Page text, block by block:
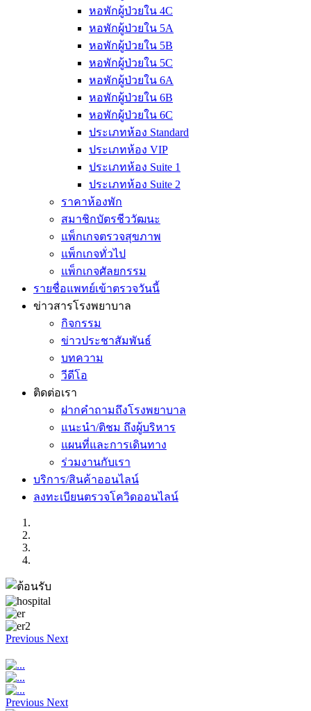
หอพักผู้ป่วยใน 4C
หอพักผู้ป่วยใน 5A
หอพักผู้ป่วยใน 5B
หอพักผู้ป่วยใน 5C
หอพักผู้ป่วยใน 6A
หอพักผู้ป่วยใน 6B
หอพักผู้ป่วยใน 6C
ประเภทห้อง Standard
ประเภทห้อง VIP
ประเภทห้อง Suite 1
ประเภทห้อง Suite 2
ราคาห้องพัก
สมาชิกบัตรชีววัฒนะ
แพ็กเกจตรวจสุขภาพ
แพ็กเกจทั่วไป
แพ็กเกจศัลยกรรม
รายชื่อแพทย์เข้าตรวจวันนี้
ข่าวสารโรงพยาบาล
กิจกรรม
ข่าวประชาสัมพันธ์
บทความ
วีดีโอ
ติดต่อเรา
ฝากคำถามถึงโรงพยาบาล
แนะนำ/ติชม ถึงผู้บริหาร
แผนที่และการเดินทาง
ร่วมงานกับเรา
บริการ/สินค้าออนไลน์
ลงทะเบียนตรวจโควิดออนไลน์
Previous Next
Previous Next